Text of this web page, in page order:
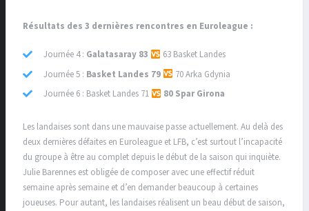
Résultats des 3 dernières rencontres en Euroleague :
Journée 4 : Galatasaray 83
63 Basket Landes
Journée 5 : Basket Landes 79
70 Arka Gdynia
Journée 6 : Basket Landes 71
80 Spar Girona
Les landaises sont dans une mauvaise passe actuellement. Au delà des
deux dernières défaites en Euroleague et LFB, c’est surtout l’incapacité
du groupe à être au complet depuis le début de la saison qui inquiète.
Julie Barennes est obligée de composer avec une effectif réduit
semaine après semaine et d’en demander beaucoup à certaines
joueuses. Pour autant, les landaises réalisent un beau début de saison,